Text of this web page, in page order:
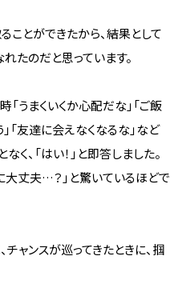
ことができたから、結果として
たのだと思っています。
うまくいくか心配だな」「ご飯
「友達に会えなくなるな」など
く、「はい！」と即答しました。
大丈夫…？」と驚いているほどで
ャンスが巡ってきたときに、掴